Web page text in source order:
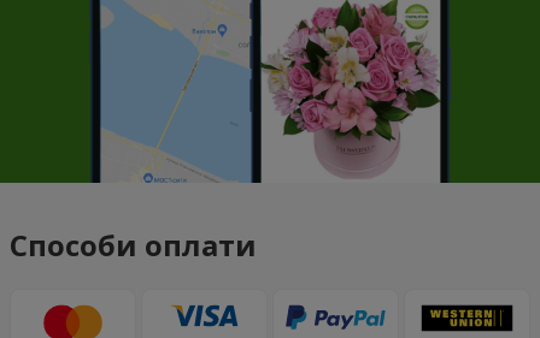
Способи оплати